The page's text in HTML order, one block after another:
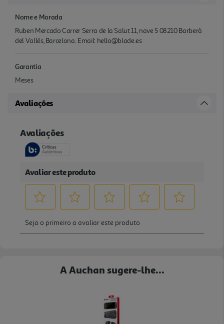
Nome e Morada
Ruben Mercado Carrer Serra de la Salut 11, nave 5 08210 Barberà
del Vallés, Barcelona. Email: hello@blade.es
Garantia
Meses
Avaliações
A Auchan sugere-lhe...